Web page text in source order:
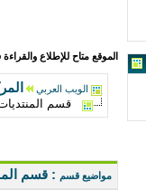
الموقع متاح للإطلاع
الويب العربي
قسم
مواضيع قسم : قسم